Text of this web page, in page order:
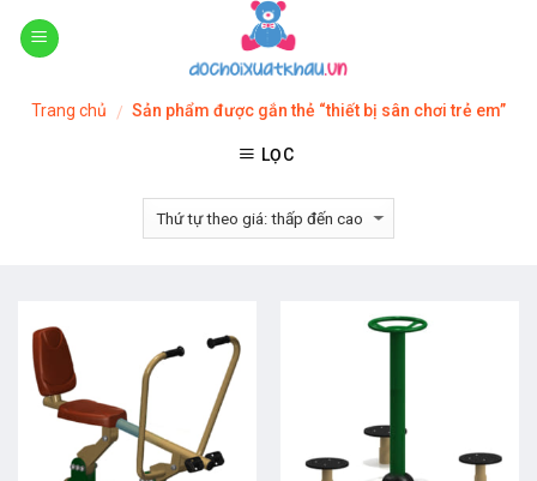
Skip
Trang chủ / Sản phẩm được gắn thẻ “thiết bị sân chơi trẻ em”
LỌC